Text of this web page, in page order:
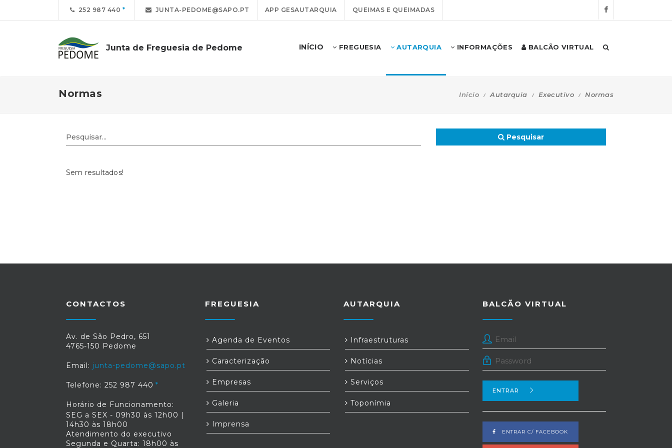
252 987 440 JUNTA-PEDOME@SAPO.PT APP GESAUTARQUIA QUEIMAS E QUEIMADAS
Junta de Freguesia de Pedome INÍCIO FREGUESIA AUTARQUIA INFORMAÇÕES BALCÃO VIRTUAL
Normas Início Autarquia Executivo Normas
Pesquisar
Sem resultados!
CONTACTOS
Av. de São Pedro, 651
4765-150 Pedome
Email: junta-pedome@sapo.pt
Telefone: 252 987 440
Horário de Funcionamento:
SEG a SEX - 09h30 às 12h00 |
14h30 às 18h00
Atendimento do executivo
Segunda e Quarta: 18h00 às
FREGUESIA
Agenda de Eventos
Caracterização
Empresas
Galeria
Imprensa
AUTARQUIA
Infraestruturas
Notícias
Serviços
Toponímia
BALCÃO VIRTUAL
ENTRAR
ENTRAR C/ FACEBOOK